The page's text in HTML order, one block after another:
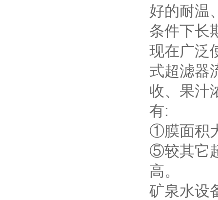
好的耐温
条件下长
现在广泛
式超滤器
收、果汁
有:
①膜面积
⑤较其它
高。
矿泉水设